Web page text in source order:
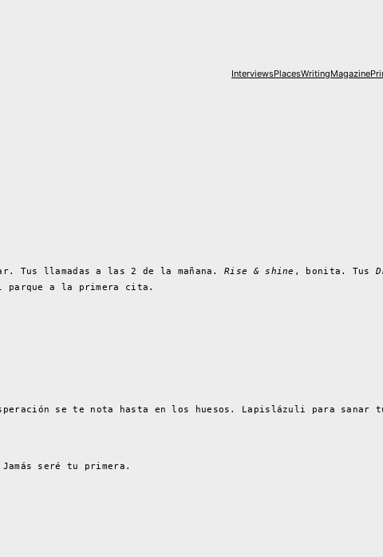
InterviewsPlacesWritingMagazine
Tus llamadas a las 2 de la mañana.Rise & shine , bonita. Tus
parque a la primera cita.
se te nota hasta en los huesos. Lapislázuli para sanar
seré tu primera.